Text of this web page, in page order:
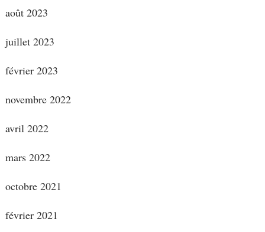
août 2023
juillet 2023
février 2023
novembre 2022
avril 2022
mars 2022
octobre 2021
février 2021